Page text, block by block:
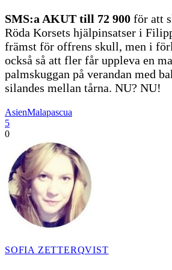
SMS:a AKUT till 72 900 för att
Röda Korsets hjälpinsatser i
främst för offrens skull, men i
också så att fler får uppleva en
palmskuggan på verandan med
silandes mellan tårna. NU? NU!
AsienMalapascua
5
0
SOFIA ZETTERQVIST